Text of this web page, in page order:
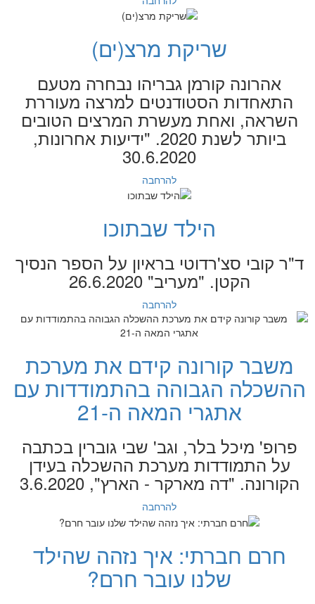
שריקת מרצ(ים)
אהרונה קורמן גבריהו נבחרה מטעם
התאחדות הסטודנטים למרצה מעוררת
השראה, ואחת מעשרת המרצים הטובים
ביותר לשנת 2020. "ידיעות אחרונות,
30.6.2020
להרחבה
הילד שבתוכו
ד"ר קובי סצ'רדוטי בראיון על הספר הנסיך
הקטן. "מעריב" 26.6.2020
להרחבה
משבר קורונה קידם את מערכת
ההשכלה הגבוהה בהתמודדות עם
אתגרי המאה ה-21
פרופ' מיכל בלר, וגב' שבי גוברין בכתבה
על התמודדות מערכת ההשכלה בעידן
הקורונה. "דה מארקר - הארץ", 3.6.2020
להרחבה
חרם חברתי: איך נזהה שהילד
שלנו עובר חרם?